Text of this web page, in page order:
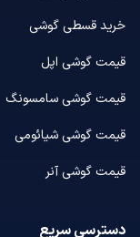
خرید قسطی گوشی
قیمت گوشی اپل
قیمت گوشی سامسونگ
قیمت گوشی شیائومی
قیمت گوشی آنر
دسترسی سریع